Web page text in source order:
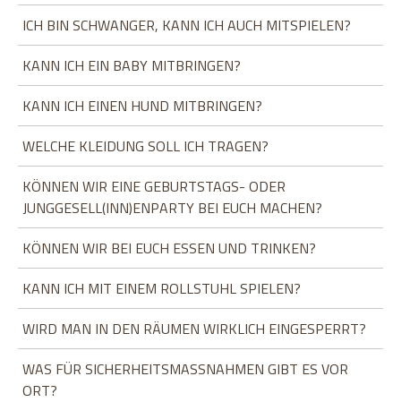
ICH BIN SCHWANGER, KANN ICH AUCH MITSPIELEN?
KANN ICH EIN BABY MITBRINGEN?
KANN ICH EINEN HUND MITBRINGEN?
WELCHE KLEIDUNG SOLL ICH TRAGEN?
KÖNNEN WIR EINE GEBURTSTAGS- ODER
JUNGGESELL(INN)ENPARTY BEI EUCH MACHEN?
KÖNNEN WIR BEI EUCH ESSEN UND TRINKEN?
KANN ICH MIT EINEM ROLLSTUHL SPIELEN?
WIRD MAN IN DEN RÄUMEN WIRKLICH EINGESPERRT?
WAS FÜR SICHERHEITSMASSNAHMEN GIBT ES VOR O
RT?